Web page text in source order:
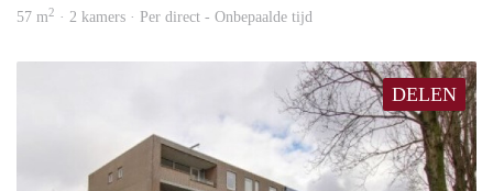
57 m2 · 2 kamers · Per direct - Onbepaalde tijd
DELEN